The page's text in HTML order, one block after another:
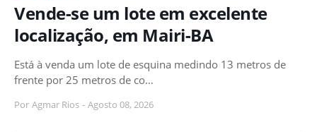
Vende-se um lote em excelente
localização, em Mairi-BA
Está à venda um lote de esquina medindo 13 metros de
frente por 25 metros de co…
Por Agmar Rios - Agosto 08, 2026